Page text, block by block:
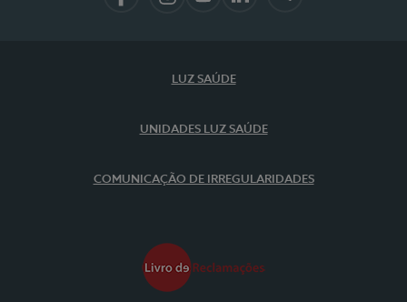
LUZ SAÚDE
UNIDADES LUZ SAÚDE
COMUNICAÇÃO DE IRREGULARIDADES